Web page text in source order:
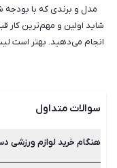
مدل و برندی که با بودجه
شاید اولین و مهم‌ترین کار
انجام می‌دهید. بهتر است
تهیه کنید و در مورد
فروشنده در مورد گارانتی و
احتمالا باید گارانتی را
سوالات متداول
هنگام خرید لوازم ورزشی